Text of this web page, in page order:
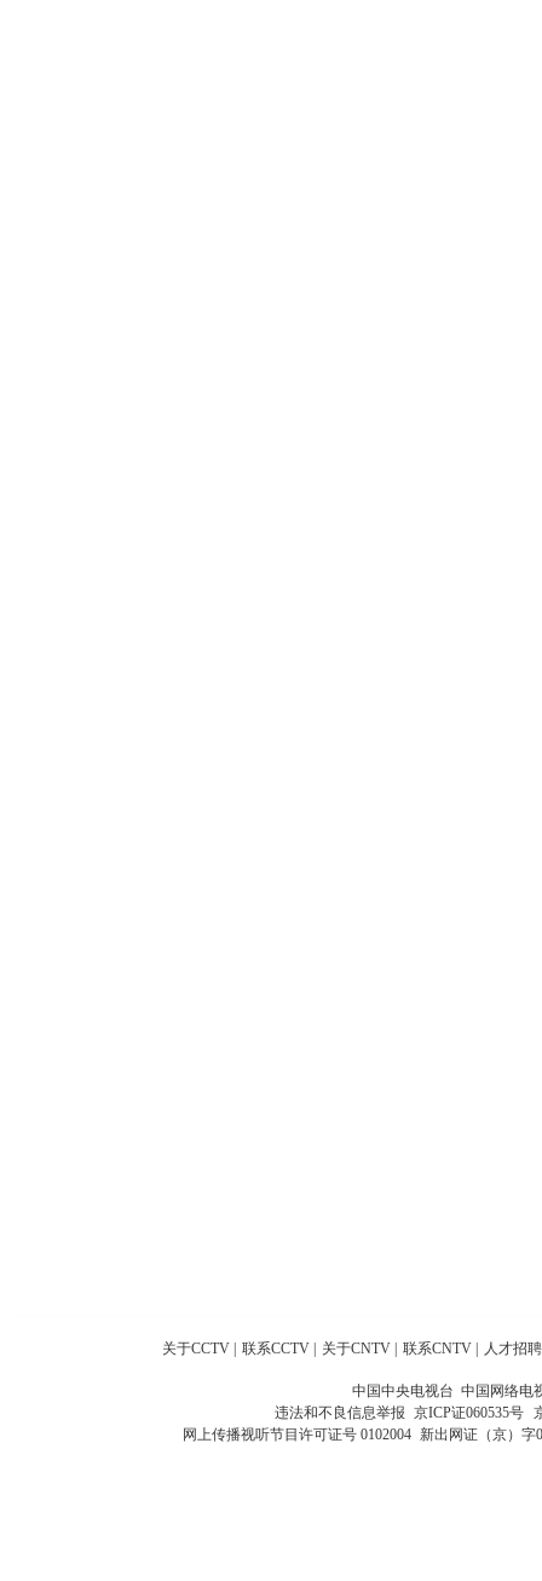
关于CCTV 联系CCTV 关于CNTV 联系CNTV 人才招聘
中国中央电视台 中国网络电
违法和不良信息举报 京ICP证060535号
网上传播视听节目许可证号 0102004 新出网证（京）